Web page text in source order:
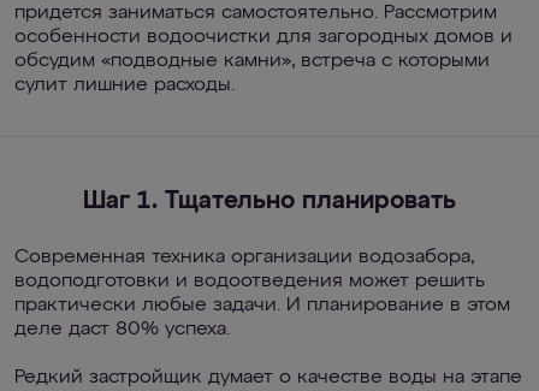
придется заниматься самостоятельно. Рассмотрим
особенности водоочистки для загородных домов и
обсудим «подводные камни», встреча с которыми
сулит лишние расходы.
Шаг 1. Тщательно планировать
Современная техника организации водозабора,
водоподготовки и водоотведения может решить
практически любые задачи. И планирование в этом
деле даст 80% успеха.
Редкий застройщик думает о качестве воды на этапе